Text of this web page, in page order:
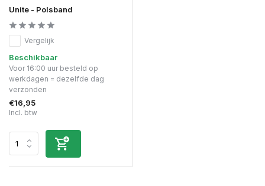
Unite - Polsband
Vergelijk
Beschikbaar
Voor 16:00 uur besteld op
werkdagen = dezelfde dag
verzonden
€16,95
Incl. btw